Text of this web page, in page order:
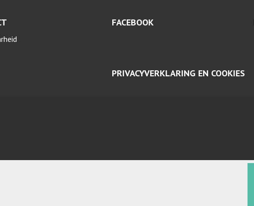
FACEBOOK
PRIVACYVERKLARING EN COOKIES